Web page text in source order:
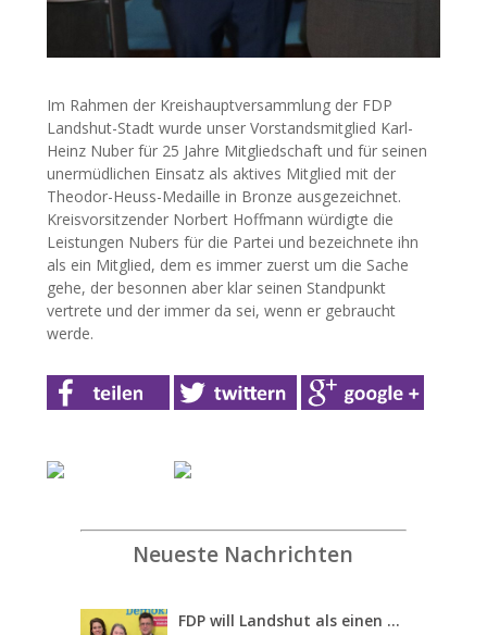
Im Rahmen der Kreishauptversammlung der FDP
Landshut-Stadt wurde unser Vorstandsmitglied Karl-
Heinz Nuber für 25 Jahre Mitgliedschaft und für seinen
unermüdlichen Einsatz als aktives Mitglied mit der
Theodor-Heuss-Medaille in Bronze ausgezeichnet.
Kreisvorsitzender Norbert Hoffmann würdigte die
Leistungen Nubers für die Partei und bezeichnete ihn
als ein Mitglied, dem es immer zuerst um die Sache
gehe, der besonnen aber klar seinen Standpunkt
vertrete und der immer da sei, wenn er gebraucht
werde.
Neueste Nachrichten
FDP will Landshut als einen echten Chancenort gestalten